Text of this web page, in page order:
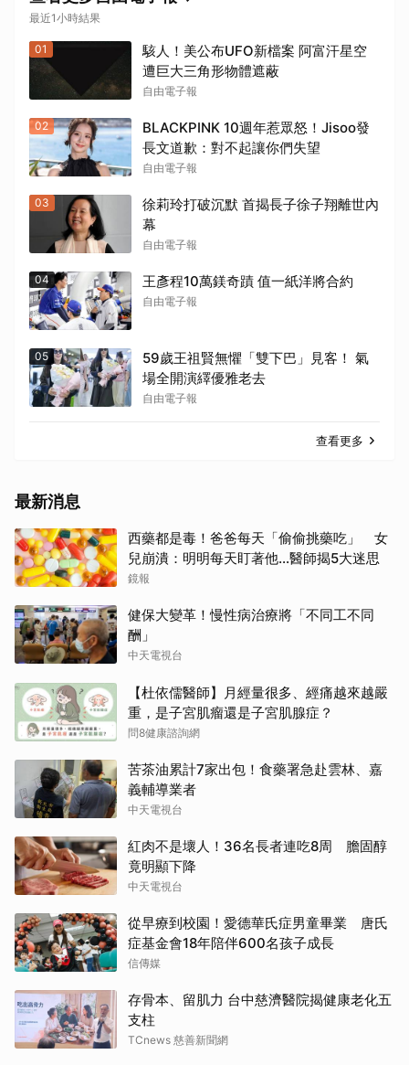
最近1小時結果
01
駭人！美公布UFO新檔案 阿富汗星空
遭巨大三角形物體遮蔽
自由電子報
02
BLACKPINK 10週年惹眾怒！Jisoo發
長文道歉：對不起讓你們失望
自由電子報
03
徐莉玲打破沉默 首揭長子徐子翔離世內
幕
自由電子報
04 王彥程10萬鎂奇蹟 值一紙洋將合約
自由電子報
05
59歲王祖賢無懼「雙下巴」見客！ 氣
場全開演繹優雅老去
自由電子報
查看更多
最新消息
西藥都是毒！爸爸每天「偷偷挑藥吃」 女
兒崩潰：明明每天盯著他…醫師揭5大迷思
鏡報
健保大變革！慢性病治療將「不同工不同
酬」
中天電視台
【杜依儒醫師】月經量很多、經痛越來越嚴
重，是子宮肌瘤還是子宮肌腺症？
問8健康諮詢網
苦茶油累計7家出包！食藥署急赴雲林、嘉
義輔導業者
中天電視台
紅肉不是壞人！36名長者連吃8周 膽固醇
竟明顯下降
中天電視台
從早療到校園！愛德華氏症男童畢業 唐氏
症基金會18年陪伴600名孩子成長
信傳媒
存骨本、留肌力 台中慈濟醫院揭健康老化五
支柱
TCnews 慈善新聞網